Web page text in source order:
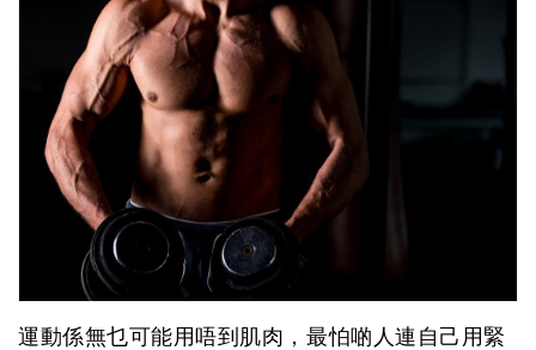
運動係無乜可能用唔到肌肉，最怕啲人連自己用緊